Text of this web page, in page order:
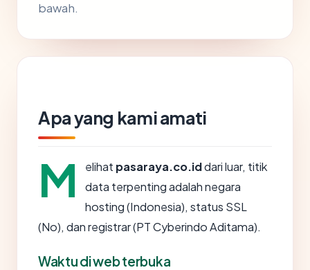
bawah.
Apa yang kami amati
M elihat pasaraya.co.iddari luar, titik
data terpenting adalah negara
hosting (Indonesia), status SSL
(No), dan registrar (PT Cyberindo Aditama).
Waktu di web terbuka